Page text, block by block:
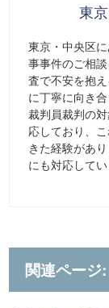
東
東京・中央区
事事件のご相
査で不安を抱
に丁寧に向き
裁判員裁判の
応しており、
きた経験があ
にも対応して
関連ページ: